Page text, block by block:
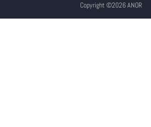
Copyright ©2026 ANOR